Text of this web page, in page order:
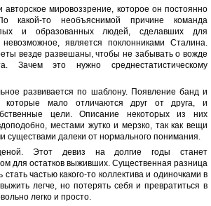
авторское мировоззрение, которое он постоянно
какой-то необъяснимой причине команда
и образованных людей, сделавших для
невозможное, является поклонниками Сталина.
везде развешаны, чтобы не забывать о вожде
Зачем это нужно среднестатистическому
развивается по шаблону. Появление банд и
которые мало отличаются друг от друга, и
цели. Описание некоторых из них
местами жутко и мерзко, так как вещи
далеки от нормального понимания.
Этот девиз на долгие годы станет
для остатков выживших. Существенная разница
частью какого-то коллектива и одиночками в
легче, но потерять себя и превратиться в
легко и просто.